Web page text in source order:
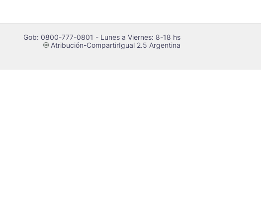
Gob: 0800-777-0801 - Lunes a Viernes: 8-18 hs
cAtribución-CompartirIgual 2.5 Argentina